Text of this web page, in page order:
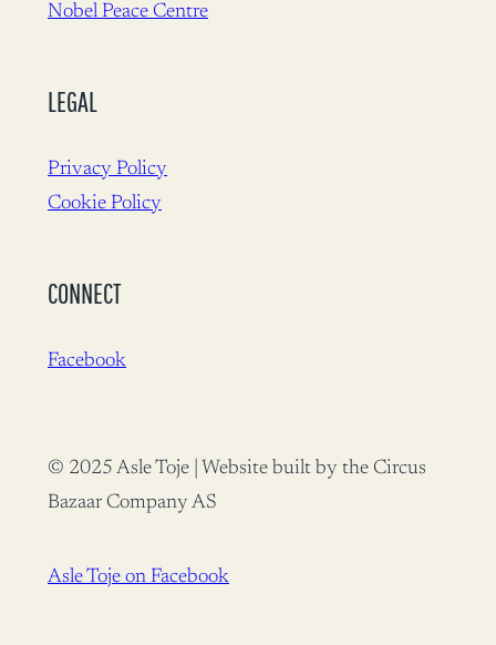
Nobel Peace Centre
LEGAL
Privacy Policy
Cookie Policy
CONNECT
Facebook
© 2025 Asle Toje | Website built by the Circus
Bazaar Company AS
Asle Toje on Facebook